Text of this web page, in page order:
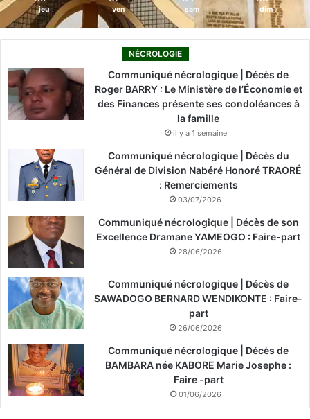
jeu ven sam dim
NÉCROLOGIE
Communiqué nécrologique | Décès de
Roger BARRY : Le Ministère de l’Économie et
des Finances présente ses condoléances à
la famille
il y a 1 semaine
Communiqué nécrologique | Décès du
Général de Division Nabéré Honoré TRAORÉ
: Remerciements
03/07/2026
Communiqué nécrologique | Décès de son
Excellence Dramane YAMEOGO : Faire-part
28/06/2026
Communiqué nécrologique | Décès de
SAWADOGO BERNARD WENDIKONTE : Faire-
part
26/06/2026
Communiqué nécrologique | Décès de
BAMBARA née KABORE Marie Josephe :
Faire -part
01/06/2026